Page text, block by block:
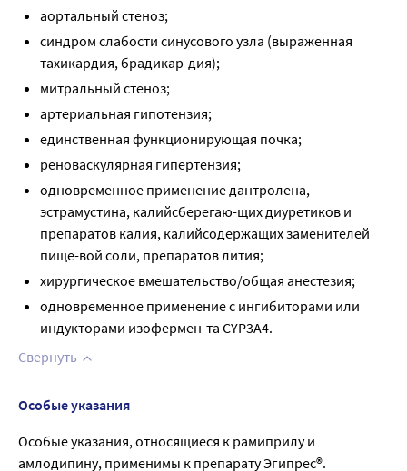
аортальный стеноз;
синдром слабости синусового узла (выраженная
тахикардия, брадикар-дия);
митральный стеноз;
артериальная гипотензия;
единственная функционирующая почка;
реноваскулярная гипертензия;
одновременное применение дантролена,
эстрамустина, калийсберегаю-щих диуретиков и
препаратов калия, калийсодержащих заменителей
пище-вой соли, препаратов лития;
хирургическое вмешательство/общая анестезия;
одновременное применение с ингибиторами или
индукторами изофермен-та CYP3А4.
Свернуть
Особые указания
Особые указания, относящиеся к рамиприлу и
амлодипину, применимы к препарату Эгипрес®.